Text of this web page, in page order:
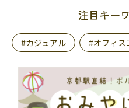
注目キー
#カジュアル #オフィス